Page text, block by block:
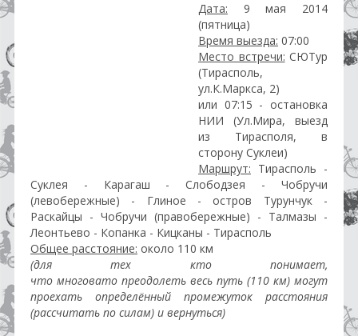
Дата: 9 мая 2014
(пятница)
Время выезда: 07:00
Место встречи: СЮТур
(Тирасполь,
ул.К.Маркса, 2)
или 07:15 - остановка
НИИ (Ул.Мира, выезд
из Тирасполя, в
сторону Суклеи)
Маршрут: Тирасполь -
Суклея - Карагаш - Слободзея - Чобручи
(левобережные) - Глиное - остров Турунчук -
Раскайцы - Чобручи (правобережные) - Талмазы -
Леонтьево - Копанка - Кицканы - Тирасполь
Общее расстояние: около 110 км
(для тех кто понимает,
что многовато преодолеть весь путь (110 км) могут
проехать определённый промежуток расстояния
(рассчитать по силам) и вернуться)